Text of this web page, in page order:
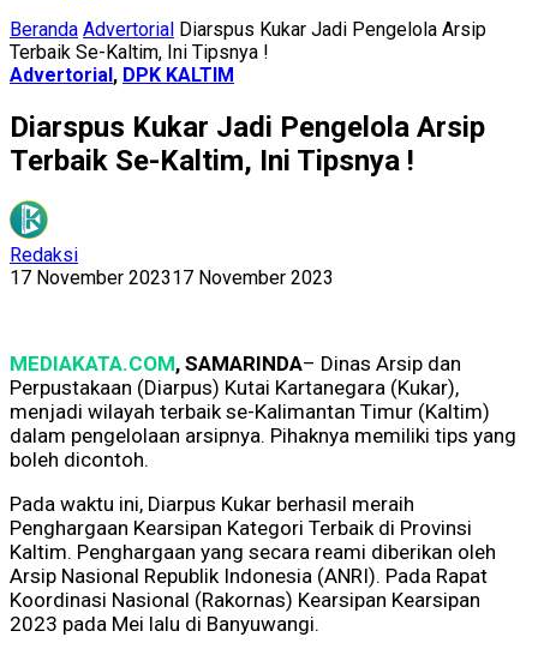
Beranda Advertorial Diarspus Kukar Jadi Pengelola Arsip
Terbaik Se-Kaltim, Ini Tipsnya !
Advertorial, DPK KALTIM
Diarspus Kukar Jadi Pengelola Arsip
Terbaik Se-Kaltim, Ini Tipsnya !
Redaksi
17 November 202317 November 2023
MEDIAKATA.COM, SAMARINDA– Dinas Arsip dan
Perpustakaan (Diarpus) Kutai Kartanegara (Kukar),
menjadi wilayah terbaik se-Kalimantan Timur (Kaltim)
dalam pengelolaan arsipnya. Pihaknya memiliki tips yang
boleh dicontoh.
Pada waktu ini, Diarpus Kukar berhasil meraih
Penghargaan Kearsipan Kategori Terbaik di Provinsi
Kaltim. Penghargaan yang secara reami diberikan oleh
Arsip Nasional Republik Indonesia (ANRI). Pada Rapat
Koordinasi Nasional (Rakornas) Kearsipan Kearsipan
2023 pada Mei lalu di Banyuwangi.